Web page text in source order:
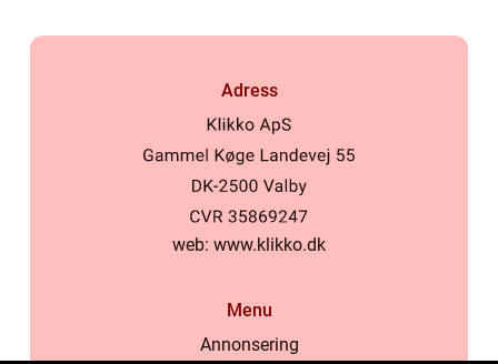
Adress
web: www.klikko.dk
Menu
Annonsering